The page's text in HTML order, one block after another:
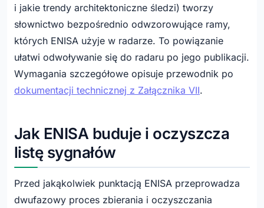
i jakie trendy architektoniczne śledzi) tworzy
słownictwo bezpośrednio odwzorowujące ramy,
których ENISA użyje w radarze. To powiązanie
ułatwi odwoływanie się do radaru po jego publikacji.
Wymagania szczegółowe opisuje przewodnik po
dokumentacji technicznej z Załącznika VII.
Jak ENISA buduje i oczyszcza
listę sygnałów
Przed jakąkolwiek punktacją ENISA przeprowadza
dwufazowy proces zbierania i oczyszczania